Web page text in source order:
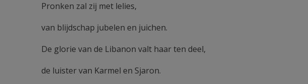
Pronken zal zij met lelies,
van blijdschap jubelen en juichen.
De glorie van de Libanon valt haar ten deel,
de luister van Karmel en Sjaron.